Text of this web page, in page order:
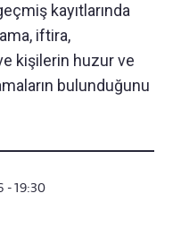
kayıtlarında
iftira,
kişilerin huzur ve
bulunduğunu
- 19:30